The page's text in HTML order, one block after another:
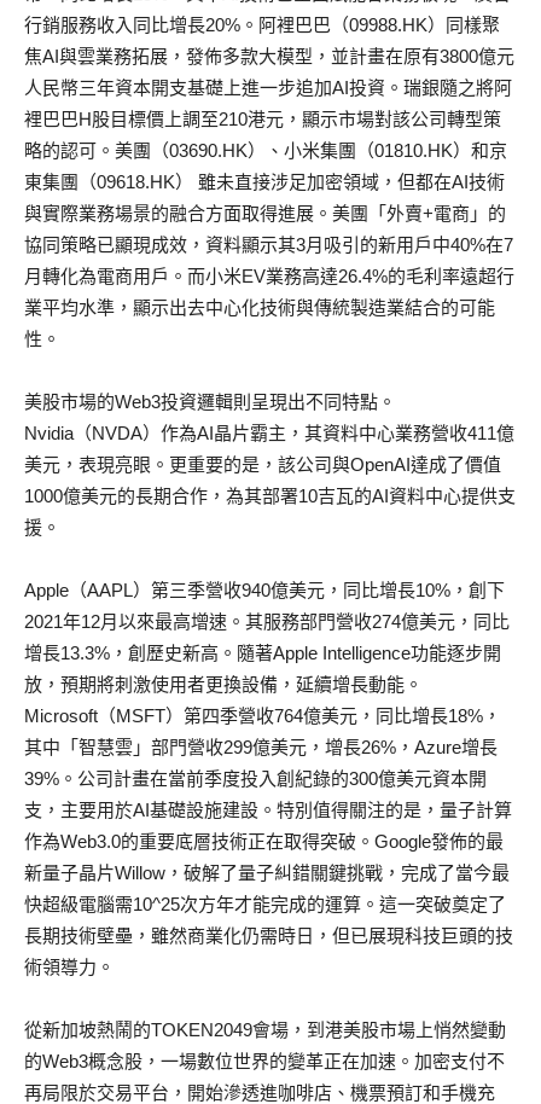
行銷服務收入同比增長20%。阿裡巴巴（09988.HK）同樣聚
焦AI與雲業務拓展，發佈多款大模型，並計畫在原有3800億元
人民幣三年資本開支基礎上進一步追加AI投資。瑞銀隨之將阿
裡巴巴H股目標價上調至210港元，顯示市場對該公司轉型策
略的認可。美團（03690.HK）、小米集團（01810.HK）和京
東集團（09618.HK） 雖未直接涉足加密領域，但都在AI技術
與實際業務場景的融合方面取得進展。美團「外賣+電商」的
協同策略已顯現成效，資料顯示其3月吸引的新用戶中40%在7
月轉化為電商用戶。而小米EV業務高達26.4%的毛利率遠超行
業平均水準，顯示出去中心化技術與傳統製造業結合的可能
性。
美股市場的Web3投資邏輯則呈現出不同特點。
Nvidia（NVDA）作為AI晶片霸主，其資料中心業務營收411億
美元，表現亮眼。更重要的是，該公司與OpenAI達成了價值
1000億美元的長期合作，為其部署10吉瓦的AI資料中心提供支
援。
Apple（AAPL）第三季營收940億美元，同比增長10%，創下
2021年12月以來最高增速。其服務部門營收274億美元，同比
增長13.3%，創歷史新高。隨著Apple Intelligence功能逐步開
放，預期將刺激使用者更換設備，延續增長動能。
Microsoft（MSFT）第四季營收764億美元，同比增長18%，
其中「智慧雲」部門營收299億美元，增長26%，Azure增長
39%。公司計畫在當前季度投入創紀錄的300億美元資本開
支，主要用於AI基礎設施建設。特別值得關注的是，量子計算
作為Web3.0的重要底層技術正在取得突破。Google發佈的最
新量子晶片Willow，破解了量子糾錯關鍵挑戰，完成了當今最
快超級電腦需10^25次方年才能完成的運算。這一突破奠定了
長期技術壁壘，雖然商業化仍需時日，但已展現科技巨頭的技
術領導力。
從新加坡熱鬧的TOKEN2049會場，到港美股市場上悄然變動
的Web3概念股，一場數位世界的變革正在加速。加密支付不
再局限於交易平台，開始滲透進咖啡店、機票預訂和手機充